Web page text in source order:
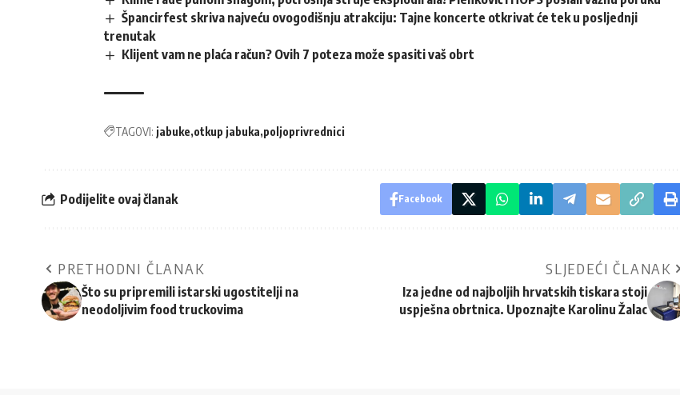
Špancirfest skriva najveću ovogodišnju atrakciju: Tajne koncerte otkrivat će tek u posljednji
trenutak
Klijent vam ne plaća račun? Ovih 7 poteza može spasiti vaš obrt
TAGOVI: jabuke otkup jabuka poljoprivrednici
Podijelite ovaj članak Facebook
PRETHODNI ČLANAK
Što su pripremili istarski ugostitelji na
neodoljivim food truckovima
SLJEDEĆI ČLANAK
Iza jedne od najboljih hrvatskih tiskara stoji
uspješna obrtnica. Upoznajte Karolinu Žalac